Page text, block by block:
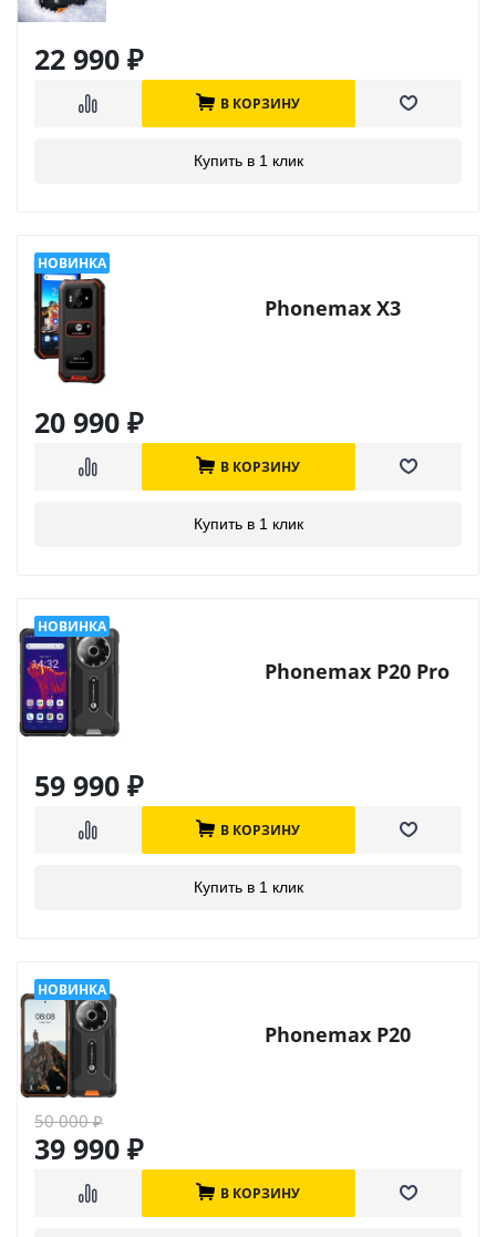
22 990 ₽
В КОРЗИНУ
Купить в 1 клик
Phonemax X3
20 990 ₽
В КОРЗИНУ
Купить в 1 клик
Phonemax P20 Pro
59 990 ₽
В КОРЗИНУ
Купить в 1 клик
Phonemax P20
50 000₽
39 990 ₽
В КОРЗИНУ